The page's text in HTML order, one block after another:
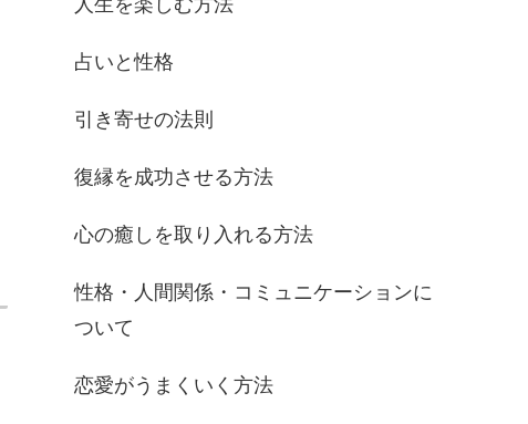
占いと性格
引き寄せの法則
復縁を成功させる方法
心の癒しを取り入れる方法
性格・人間関係・コミュニケーションに
ついて
恋愛がうまくいく方法